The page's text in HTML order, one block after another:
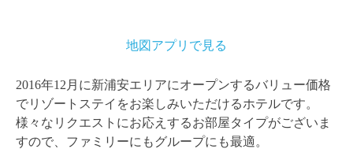
地図アプリで見る
2016年12月に新浦安エリアにオープンするバリュー価格
でリゾートステイをお楽しみいただけるホテルです。
様々なリクエストにお応えするお部屋タイプがございま
すので、ファミリーにもグループにも最適。